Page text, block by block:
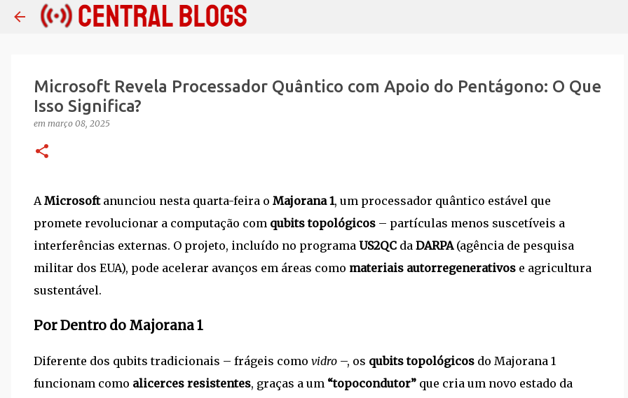
Microsoft Revela Processador Quântico com Apoio do Pentágono: O Que
Isso Significa?
em março 08, 2025
AMicrosoftanunciou nesta quarta-feira o Majorana 1, um processador quântico estável que
promete revolucionar a computação com qubits topológicos – partículas menos suscetíveis a
interferências externas. O projeto, incluído no programa US2QC da DARPA(agência de pesquisa
militar dos EUA), pode acelerar avanços em áreas como materiais autorregenerativos e agricultura
sustentável.
Por Dentro do Majorana 1
Diferente dos qubits tradicionais – frágeis como vidro –, os qubits topológicos do Majorana 1
funcionam como alicerces resistentes, graças a um “topocondutor” que cria um novo estado da